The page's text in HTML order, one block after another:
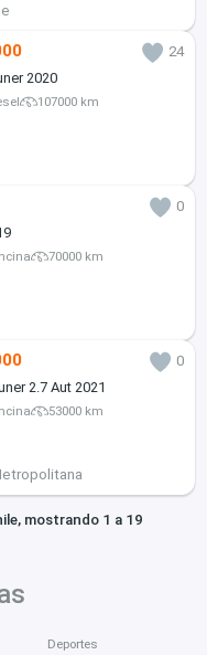
24
2020
107000 km
0
70000 km
0
2.7 Aut 2021
53000 km
mostrando 1 a 19
Deportes